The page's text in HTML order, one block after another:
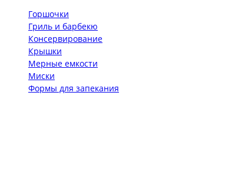
Горшочки
Гриль и барбекю
Консервирование
Крышки
Мерные емкости
Миски
Формы для запекания